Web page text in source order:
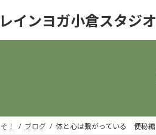
インヨガ小倉スタジオ
！ ブログ 体と心は繋がっている 便秘編